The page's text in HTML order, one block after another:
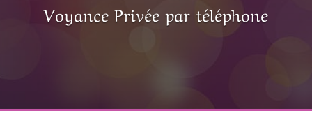
Voyance Privée par téléphone